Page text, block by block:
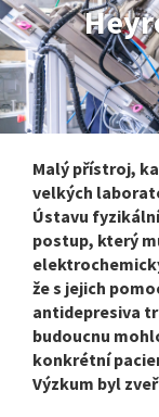
ČR,
Malý přístroj,
velkých
Ústavu fyzikální
postup, který
že s jejich
antidepresiva
budoucnu
konkrétní
Výzkum byl